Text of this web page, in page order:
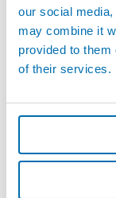
our social
may combine it
provided to them
of their services.
X1 - 智能的金属